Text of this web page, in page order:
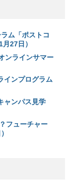
ム「ポストコ
27日）
ンラインサマー
インプログラム
ャンパス見学
フューチャー